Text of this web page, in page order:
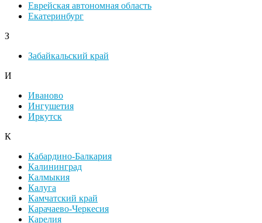
Еврейская автономная область
Екатеринбург
З
Забайкальский край
И
Иваново
Ингушетия
Иркутск
К
Кабардино-Балкария
Калининград
Калмыкия
Калуга
Камчатский край
Карачаево-Черкесия
Карелия